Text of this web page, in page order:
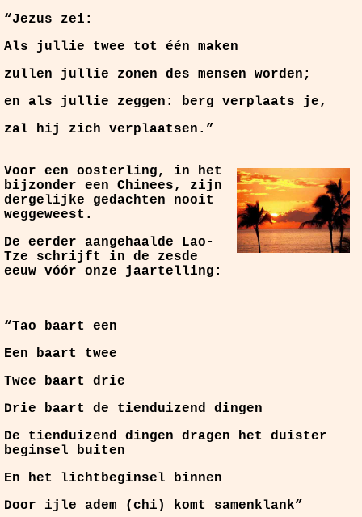
“Jezus zei:
Als jullie twee tot één maken
zullen jullie zonen des mensen worden;
en als jullie zeggen: berg verplaats je,
zal hij zich verplaatsen.”
Voor een oosterling, in het
bijzonder een Chinees, zijn
dergelijke gedachten nooit
weggeweest.
De eerder aangehaalde Lao-
Tze schrijft in de zesde
eeuw vóór onze jaartelling:
“Tao baart een
Een baart twee
Twee baart drie
Drie baart de tienduizend dingen
De tienduizend dingen dragen het duister
beginsel buiten
En het lichtbeginsel binnen
Door ijle adem (chi) komt samenklank”